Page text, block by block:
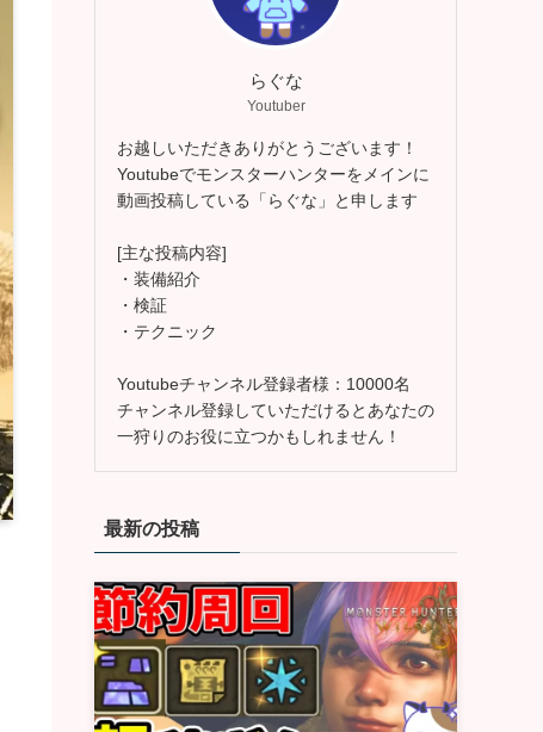
らぐな
Youtuber
お越しいただきありがとうございます！
Youtubeでモンスターハンターをメインに
動画投稿している「らぐな」と申します
[主な投稿内容]
・装備紹介
・検証
・テクニック
Youtubeチャンネル登録者様：10000名
チャンネル登録していただけるとあなたの
一狩りのお役に立つかもしれません！
最新の投稿